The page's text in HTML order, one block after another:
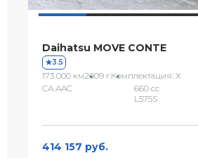
Daihatsu MOVE CONTE
3.5
173 000 км2009 г.Комплектация: X
CA AAC
660 сс
L575S
414 157 руб.